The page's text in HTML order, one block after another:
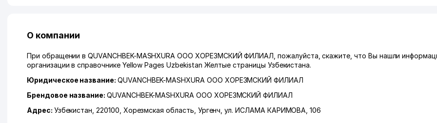
О компании
При обращении в QUVANCHBEK-MASHXURA ООО ХОРЕЗМСКИЙ ФИЛИАЛ, пожалуйста, скажите, что Вы нашли
организации в справочнике Yellow Pages Uzbekistan Желтые страницы Узбекистана.
Юридическое название: QUVANCHBEK-MASHXURA ООО ХОРЕЗМСКИЙ ФИЛИАЛ
Брендовое название: QUVANCHBEK-MASHXURA ООО ХОРЕЗМСКИЙ ФИЛИАЛ
Адрес: Узбекистан, 220100, Хорезмская область Ургенч ,ул. ИСЛАМА КАРИМОВА , 106